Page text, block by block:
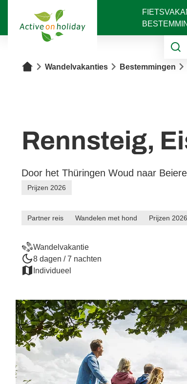
Home Wandelvakanties Bestemmingen
Rennsteig,
Door het Thüringen Woud naar
Prijzen 2026
Wandelvakantie
8 dagen / 7 nachten
Individueel
Partner reis Wandelen met hond Prijzen 2026